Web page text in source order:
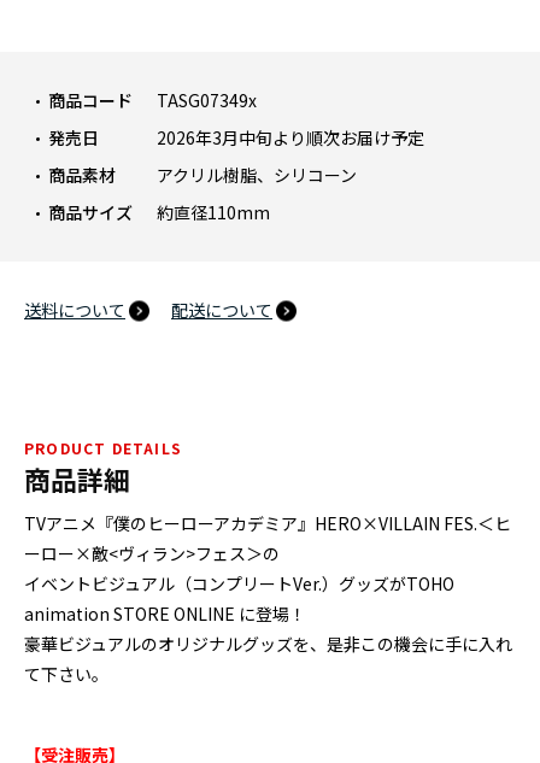
商品コード
TASG07349x
発売日
2026年3月中旬より順次お届け予定
商品素材
アクリル樹脂、シリコーン
商品サイズ
約直径110mm
送料について 配送について
PRODUCT DETAILS
商品詳細
TVアニメ『僕のヒーローアカデミア』HERO×VILLAIN FES.＜ヒ
ーロー×敵<ヴィラン>フェス＞の
イベントビジュアル（コンプリートVer.）グッズがTOHO
animation STORE ONLINE に登場！
豪華ビジュアルのオリジナルグッズを、是非この機会に手に入れ
て下さい。
【受注販売】